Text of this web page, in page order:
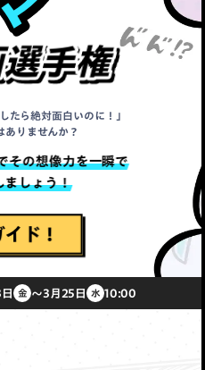
選手権
選手権
たら絶対面白いのに！」
ありませんか？
その想像力を一瞬で
ましょう！
ド！
金 〜3月25日 水 10:00